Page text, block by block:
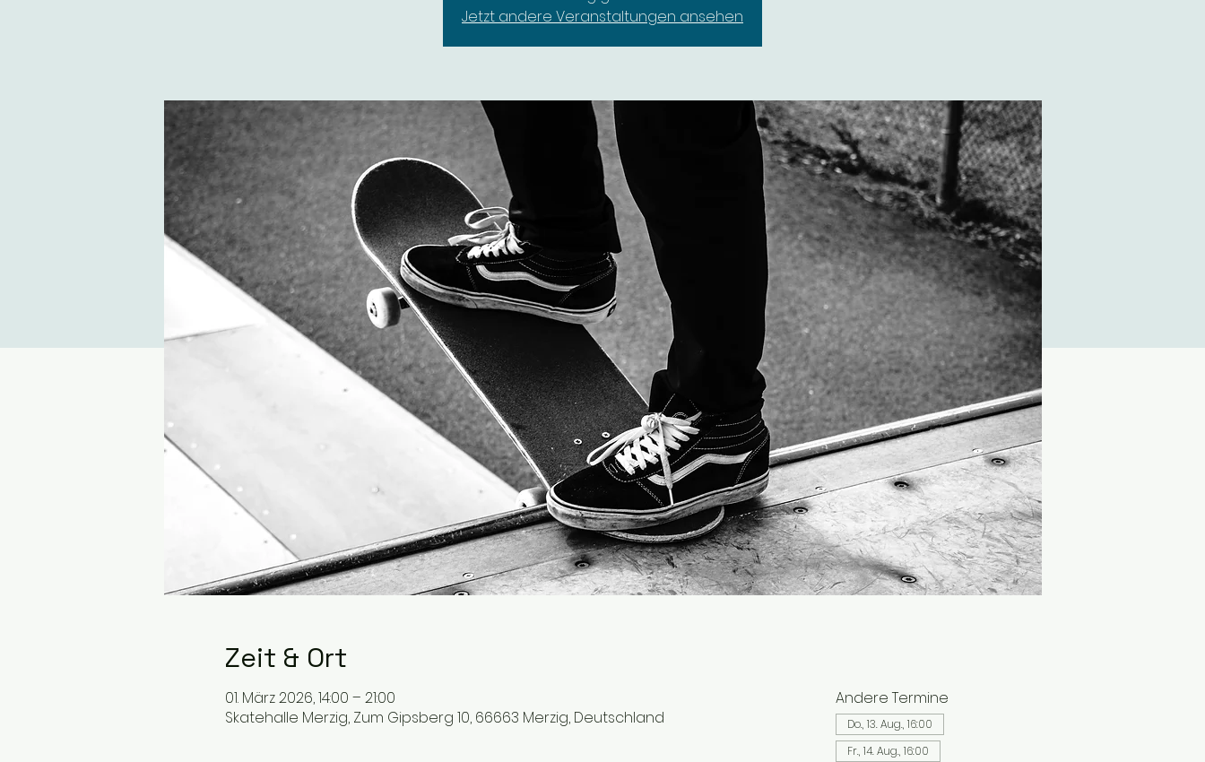
Jetzt andere Veranstaltungen ansehen
Zeit & Ort
01. März 2026, 14:00 – 21:00
Skatehalle Merzig, Zum Gipsberg 10, 66663 Merzig, Deutschland
Andere Termine
Do., 13. Aug., 16:00
Fr., 14. Aug., 16:00